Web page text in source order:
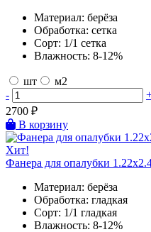
Материал: берёза
Обработка: сетка
Сорт: 1/1 сетка
Влажность: 8-12%
шт
м2
-
2700 ₽
В корзину
Хит!
Фанера для опалубки
Материал: берёза
Обработка: гладкая
Сорт: 1/1 гладкая
Влажность: 8-12%